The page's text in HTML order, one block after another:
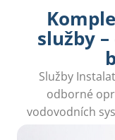
služby
Služby
odborné
vodovodních